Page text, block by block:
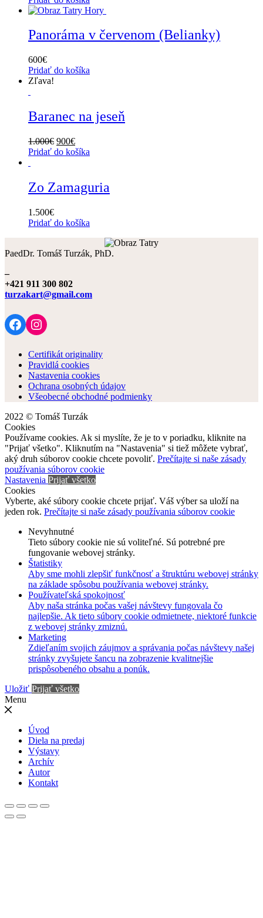
Panoráma v červenom (Belianky)
600€
Pridať do košíka
Zľava!
Baranec na jeseň
1.000€ 900€
Pridať do košíka
Zo Zamaguria
1.500€
Pridať do košíka
PaedDr. Tomáš Turzák, PhD.
–
+421 911 300 802
turzakart@gmail.com
FacebookInstagram
Certifikát originality
Pravidlá cookies
Nastavenia cookies
Ochrana osobných údajov
Všeobecné obchodné podmienky
2022 © Tomáš Turzák
Cookies
Používame cookies. Ak si myslíte, že je to v poriadku, kliknite na
"Prijať všetko". Kliknutím na "Nastavenia" si tiež môžete vybrať,
aký druh súborov cookie chcete povoliť. Prečítajte si naše zásady
používania súborov cookie
Nastavenia Prijať všetko
Cookies
Vyberte, aké súbory cookie chcete prijať. Váš výber sa uloží na
jeden rok. Prečítajte si naše zásady používania súborov cookie
Nevyhnutné
Tieto súbory cookie nie sú voliteľné. Sú potrebné pre
fungovanie webovej stránky.
Štatistiky
Aby sme mohli zlepšiť funkčnosť a štruktúru webovej stránky
na základe spôsobu používania webovej stránky.
Používateľská spokojnosť
Aby naša stránka počas vašej návštevy fungovala čo
najlepšie. Ak tieto súbory cookie odmietnete, niektoré funkcie
z webovej stránky zmiznú.
Marketing
Zdieľaním svojich záujmov a správania počas návštevy našej
stránky zvyšujete šancu na zobrazenie kvalitnejšie
prispôsobeného obsahu a ponúk.
Uložiť Prijať všetko
Menu
Úvod
Diela na predaj
Výstavy
Archív
Autor
Kontakt